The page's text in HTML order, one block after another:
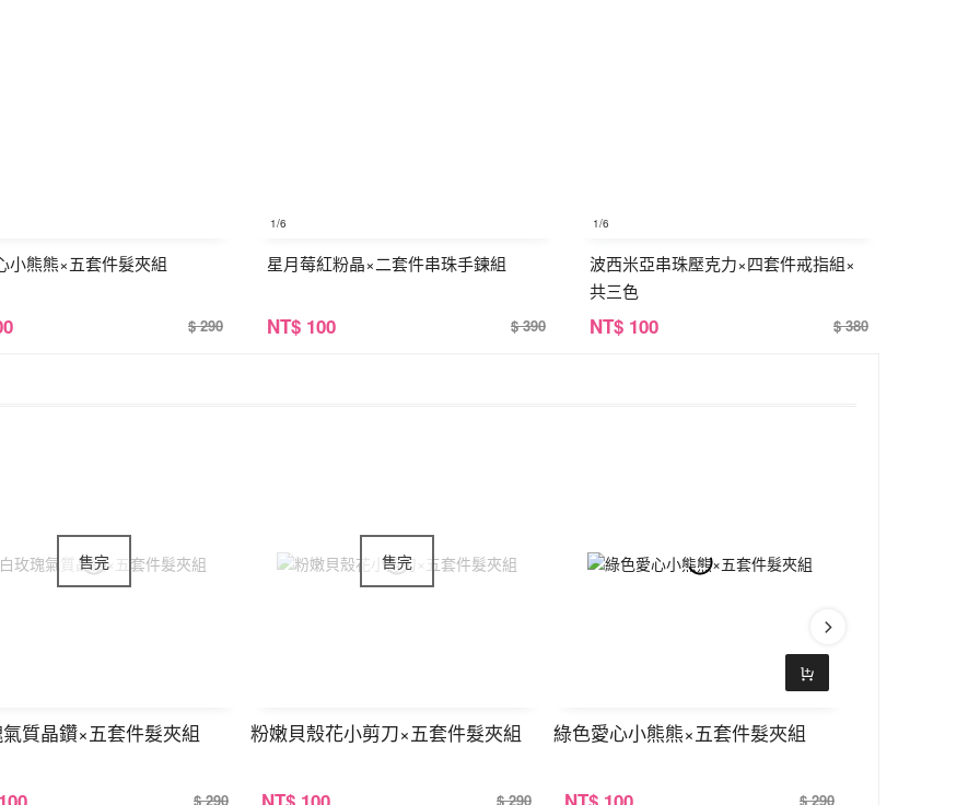
小熊熊×五套件髮夾組
$ 290
1/6
星月莓紅粉晶×二套件串珠手鍊組
NT$ 100 $ 390
1/6
波西米亞串珠壓克力×四套件戒指組×
共三色
NT$ 100 $ 380
質晶鑽×五套件髮夾組
$ 290
粉嫩貝殼花小剪刀×五套件髮夾組
$ 290
綠色愛心小熊熊×五套件髮夾組
$ 290